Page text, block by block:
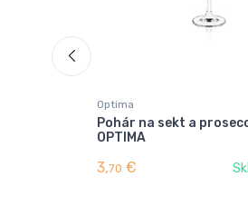
Optima
Pohár na sekt a
OPTIMA
3,70 €